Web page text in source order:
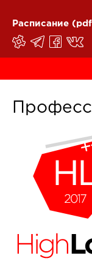
Расписание